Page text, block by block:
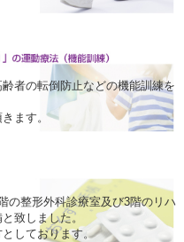
者の転倒防止などの機能訓練を
きます。
の整形外科診療室及び3階のリハ
致しました。
しております。